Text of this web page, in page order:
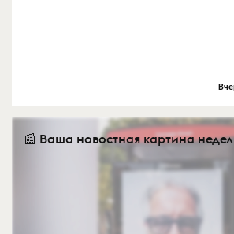
📰 Ваша новостная картина